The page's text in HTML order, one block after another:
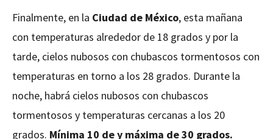
Finalmente, en la Ciudad de México, esta mañana
con temperaturas alrededor de 18 grados y por la
tarde, cielos nubosos con chubascos tormentosos con
temperaturas en torno a los 28 grados. Durante la
noche, habrá cielos nubosos con chubascos
tormentosos y temperaturas cercanas a los 20
grados. Mínima 10 de y máxima de 30 grados.